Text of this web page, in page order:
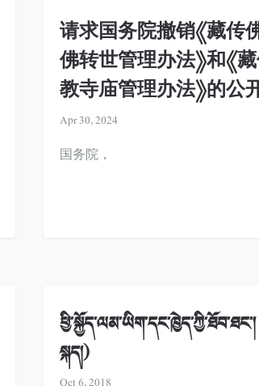
请求国务院撤销《藏传
佛转世管理办法》和《
教寺庙管理办法》的公
Apr 30, 2024
国务院，
སྐད།)